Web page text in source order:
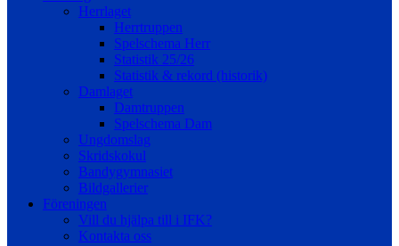
Herrlaget
Herrtruppen
Spelschema Herr
Statistik 25/26
Statistik & rekord (historik)
Damlaget
Damtruppen
Spelschema Dam
Ungdomslag
Skridskokul
Bandygymnasiet
Bildgallerier
Föreningen
Vill du hjälpa till i IFK?
Kontakta oss